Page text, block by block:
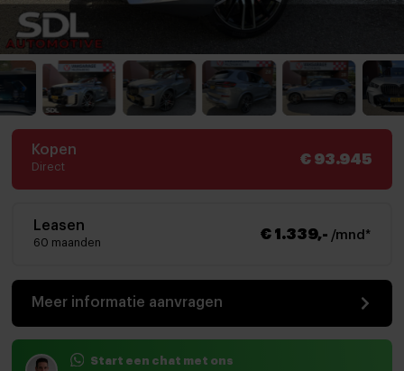
Leasen
60 maanden
€ 1.339,- /mnd*
Kopen
Direct
€ 93.945
Meer informatie aanvragen
Start een chat met ons